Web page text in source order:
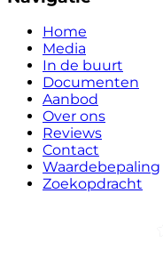
Home
Media
In de buurt
Documenten
Aanbod
Over ons
Reviews
Contact
Waardebepaling
Zoekopdracht